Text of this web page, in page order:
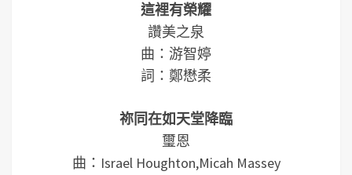
這裡有榮耀
讚美之泉
曲：游智婷
詞：鄭懋柔
祢同在如天堂降臨
璽恩
曲：Israel Houghton,Micah Massey